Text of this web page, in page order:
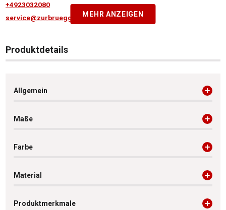
+4923032080
service@zurbrueggen.deMEHR ANZEIGEN
Produktdetails
Allgemein
Maße
Farbe
Material
Produktmerkmale